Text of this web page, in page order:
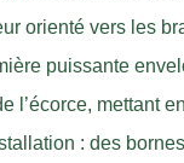
orienté vers les
puissante
l’écorce, mettant
: des